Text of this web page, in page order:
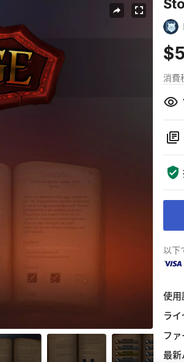
$5
消費
以下
使用
ラ
フ
最新